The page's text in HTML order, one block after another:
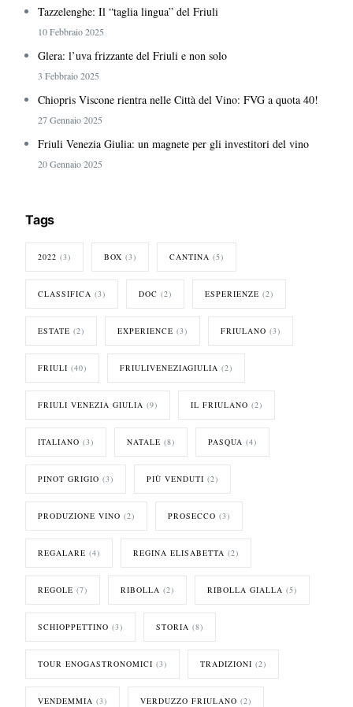
Tazzelenghe: Il “taglia lingua” del Friuli
10 Febbraio 2025
Glera: l’uva frizzante del Friuli e non solo
3 Febbraio 2025
Chiopris Viscone rientra nelle Città del Vino: FVG a quota 40!
27 Gennaio 2025
Friuli Venezia Giulia: un magnete per gli investitori del vino
20 Gennaio 2025
Tags
2022 (3) BOX (3) CANTINA (5)
CLASSIFICA (3) DOC (2) ESPERIENZE (2)
ESTATE (2) EXPERIENCE (3) FRIULANO (3)
FRIULI (40) FRIULIVENEZIAGIULIA (2)
FRIULI VENEZIA GIULIA (9) IL FRIULANO (2)
ITALIANO (3) NATALE (8) PASQUA (4)
PINOT GRIGIO (3) PIÙ VENDUTI (2)
PRODUZIONE VINO (2) PROSECCO (3)
REGALARE (4) REGINA ELISABETTA (2)
REGOLE (7) RIBOLLA (2) RIBOLLA GIALLA (5)
SCHIOPPETTINO (3) STORIA (8)
TOUR ENOGASTRONOMICI (3) TRADIZIONI (2)
VENDEMMIA (3) VERDUZZO FRIULANO (2)